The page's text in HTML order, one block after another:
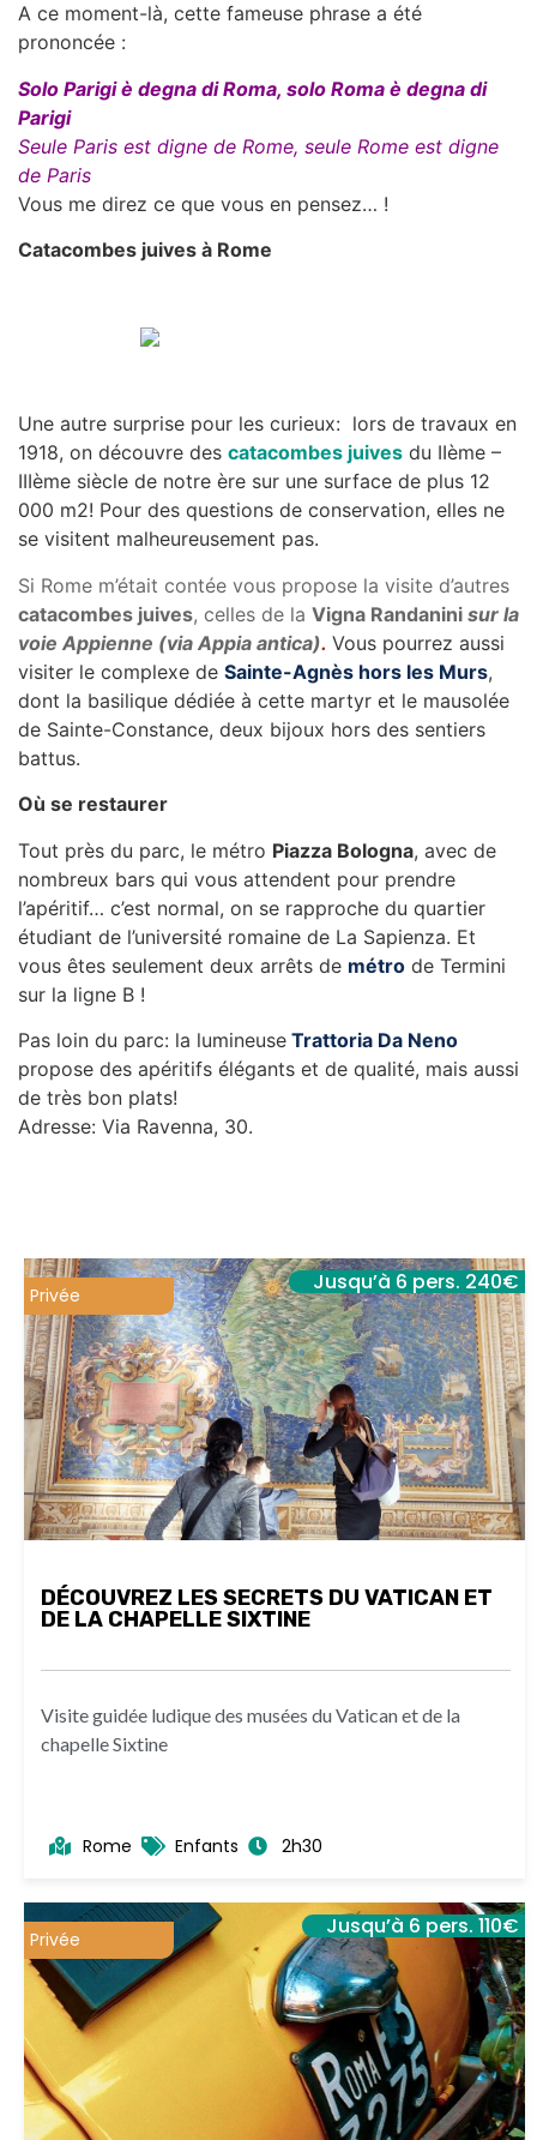
A ce moment-là, cette fameuse phrase a été
prononcée :
Solo Parigi è degna di Roma, solo Roma è degna di
Parigi
Seule Paris est digne de Rome, seule Rome est digne
de Paris
Vous me direz ce que vous en pensez… !
Catacombes juives à Rome
Une autre surprise pour les curieux: lors de travaux en
1918, on découvre des catacombes juives du IIème –
IIIème siècle de notre ère sur une surface de plus 12
000 m2! Pour des questions de conservation, elles ne
se visitent malheureusement pas.
Si Rome m’était contée vous propose la visite d’autres
catacombes juives, celles de la Vigna Randanini sur la
voie Appienne (via Appia antica). Vous pourrez aussi
visiter le complexe de Sainte-Agnès hors les Murs,
dont la basilique dédiée à cette martyr et le mausolée
de Sainte-Constance, deux bijoux hors des sentiers
battus.
Où se restaurer
Tout près du parc, le métro Piazza Bologna, avec de
nombreux bars qui vous attendent pour prendre
l’apéritif… c’est normal, on se rapproche du quartier
étudiant de l’université romaine de La Sapienza. Et
vous êtes seulement deux arrêts de métro de Termini
sur la ligne B !
Pas loin du parc: la lumineuse Trattoria Da Neno
propose des apéritifs élégants et de qualité, mais aussi
de très bon plats!
Adresse: Via Ravenna, 30.
Jusqu’à 6 pers. 240€
Privée
DÉCOUVREZ LES SECRETS DU VATICAN ET
DE LA CHAPELLE SIXTINE
Visite guidée ludique des musées du Vatican et de la
chapelle Sixtine
Rome Enfants 2h30
Jusqu’à 6 pers. 110€
Privée